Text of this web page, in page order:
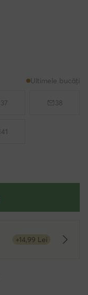
Ultimele bucăți
37 38
41
+14,99 Lei